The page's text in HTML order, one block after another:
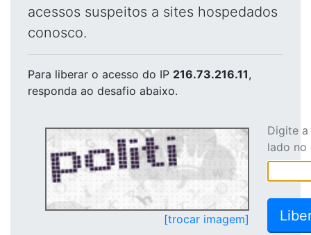
acessos suspeitos a sites hospedados
conosco.
Para liberar o acesso do IP 216.73.216.11,
responda ao desafio abaixo.
[trocar imagem]
Digite
lado no